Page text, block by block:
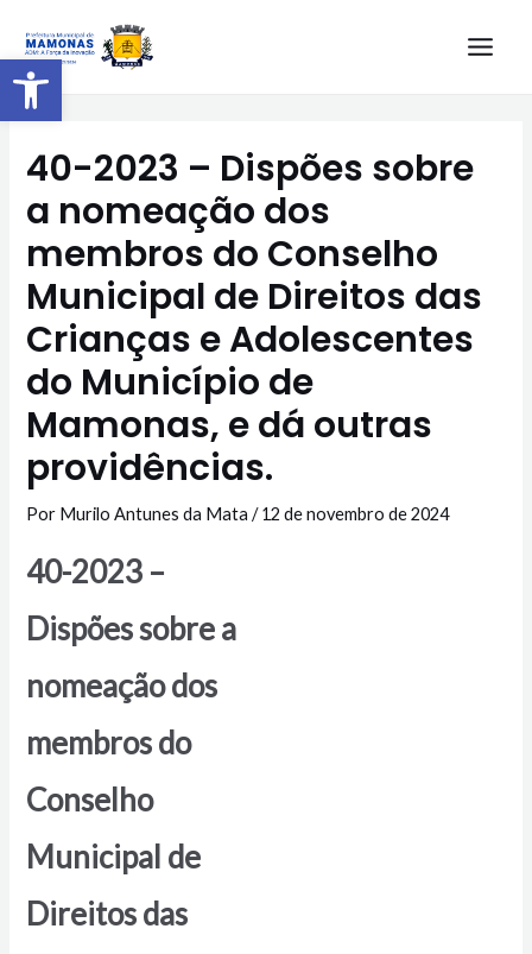
Barra de Ferramentas Aberta
40-2023 – Dispões sobre
a nomeação dos
membros do Conselho
Municipal de Direitos das
Crianças e Adolescentes
do Município de
Mamonas, e dá outras
providências.
Por Murilo Antunes da Mata/12 de novembro de 2024
40-2023 –
Dispões sobre a
nomeação dos
membros do
Conselho
Municipal de
Direitos das